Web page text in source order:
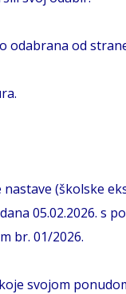
odabrana od
(školske
05.02.2026. s
br. 01/2026.
svojom